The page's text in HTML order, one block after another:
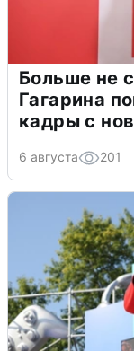
Больше не
Гагарина
кадры с
6 августа 201